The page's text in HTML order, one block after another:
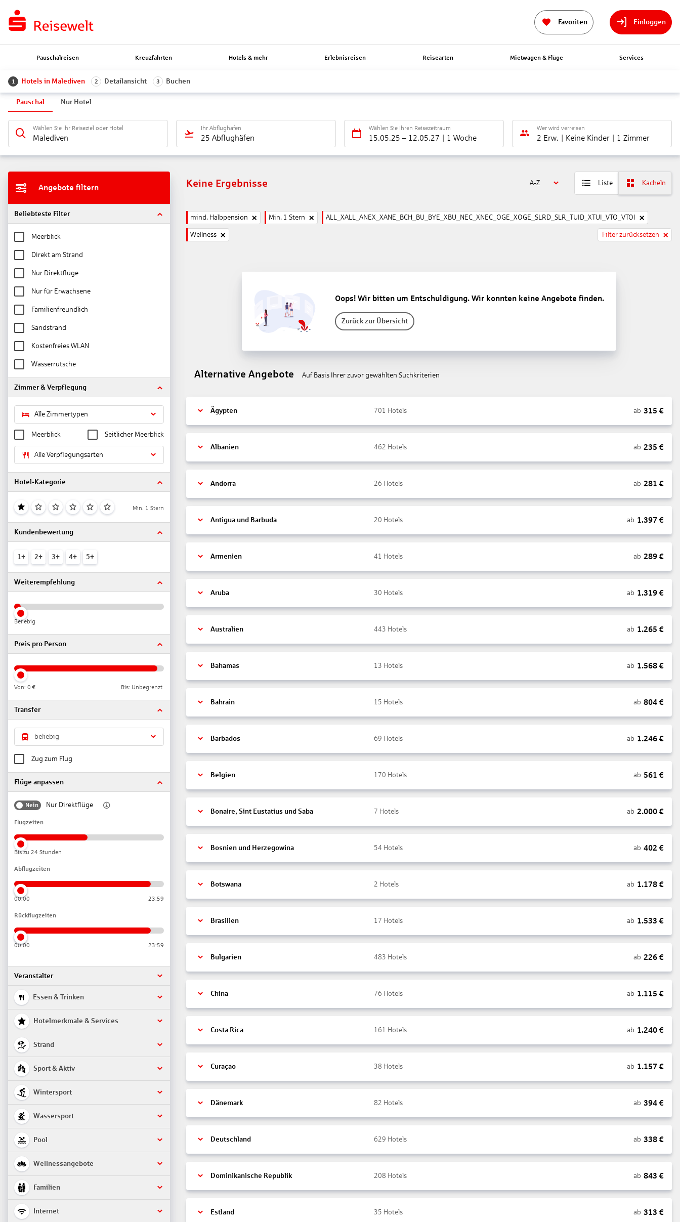
Favoriten Einloggen
Pauschalreisen Kreuzfahrten Hotels & mehr Erlebnisreisen Reisearten Mietwagen & Flüge Services
1 Hotels in Malediven 2 Detailansicht 3 Buchen
Pauschal Nur Hotel
Wählen Sie Ihr Reiseziel oder Hotel
Malediven
Ihr Abflughafen
25 Abflughäfen
Wählen Sie Ihren Reisezeitraum
15.05.25 – 12.05.27 1 Woche
Wer wird verreisen
2 Erw. Keine Kinder 1 Zimmer
Angebote filtern
Beliebteste Filter
Meerblick
Direkt am Strand
Nur Direktflüge
Nur für Erwachsene
Familienfreundlich
Sandstrand
Kostenfreies WLAN
Wasserrutsche
Zimmer & Verpflegung
Alle Zimmertypen
Meerblick Seitlicher Meerblick
Alle Verpflegungsarten
Hotel-Kategorie
Min. 1 Stern
Kundenbewertung
1+ 2+ 3+ 4+ 5+
Weiterempfehlung
Beliebig
Preis pro Person
Von: 0 € Bis: Unbegrenzt
Transfer
beliebig
Zug zum Flug
Flüge anpassen
Nein Nur Direktflüge
Flugzeiten
Bis zu 24 Stunden
Abflugzeiten
00:00 23:59
Rückflugzeiten
00:00 23:59
Veranstalter
Essen & Trinken
Hotelmerkmale & Services
Strand
Sport & Aktiv
Wintersport
Wassersport
Pool
Wellnessangebote
Familien
Internet
Keine Ergebnisse A-Z Liste Kacheln
mind. Halbpension Min. 1 Stern ALL_XALL_ANEX_XANE_BCH_BU_BYE_XBU_NEC_XNEC_OGE_XOGE_SLRD_SLR_TUID_XTUI_VTO_VTOI
Wellness Filter zurücksetzen
Oops! Wir bitten um Entschuldigung. Wir konnten keine Angebote finden.
Zurück zur Übersicht
Alternative Angebote Auf Basis Ihrer zuvor gewählten Suchkriterien
Ägypten 701 Hotels ab 315 €
Albanien 462 Hotels ab 235 €
Andorra 26 Hotels ab 281 €
Antigua und Barbuda 20 Hotels ab 1.397 €
Armenien 41 Hotels ab 289€
Aruba 30 Hotels ab 1.319€
Australien 443 Hotels ab 1.265 €
Bahamas 13 Hotels ab 1.568€
Bahrain 15 Hotels ab 804€
Barbados 69 Hotels ab 1.246€
Belgien 170 Hotels ab 561 €
Bonaire, Sint Eustatius und Saba 7 Hotels ab 2.000€
Bosnien und Herzegowina 54 Hotels ab 402 €
Botswana 2 Hotels ab 1.178€
Brasilien 17 Hotels ab 1.533 €
Bulgarien 483 Hotels ab 226€
China 76 Hotels ab 1.115 €
Costa Rica 161 Hotels ab 1.240€
Curaçao 38 Hotels ab 1.157 €
Dänemark 82 Hotels ab 394€
Deutschland 629 Hotels ab 338€
Dominikanische Republik 208 Hotels ab 843 €
Estland 35 Hotels ab 313 €